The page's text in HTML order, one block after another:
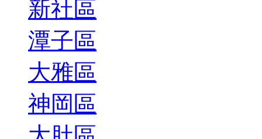
新社區
潭子區
大雅區
神岡區